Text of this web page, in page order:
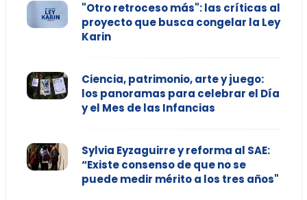
"Otro retroceso más": las críticas al
proyecto que busca congelar la Ley
Karin
Ciencia, patrimonio, arte y juego:
los panoramas para celebrar el Día
y el Mes de las Infancias
Sylvia Eyzaguirre y reforma al SAE:
“Existe consenso de que no se
puede medir mérito a los tres años"